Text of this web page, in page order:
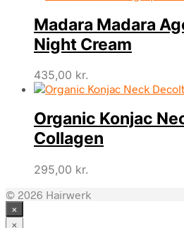
Madara Madara
Night Cream
435,00 kr.
Organic Konjac
Collagen
295,00 kr.
© 2026 Hairwerk
×
×